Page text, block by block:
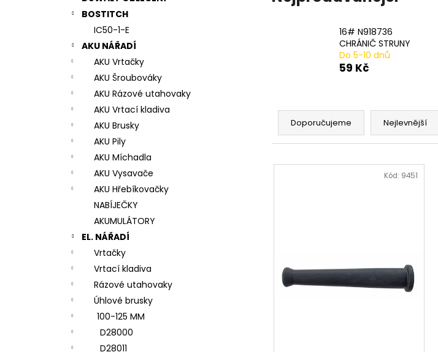
BOSTITCH
IC50-1-E
AKU NÁŘADÍ
AKU Vrtačky
AKU Šroubováky
AKU Rázové utahovaky
AKU Vrtací kladiva
AKU Brusky
AKU Pily
AKU Míchadla
AKU Vysavače
AKU Hřebíkovačky
NABÍJEČKY
AKUMULÁTORY
EL. NÁŘADÍ
Vrtačky
Vrtací kladiva
Rázové utahovaky
Úhlové brusky
100-125 MM
D28000
D28011
16# N918736
CHRÁNIČ STRUNY
Do 5-10 dnů
59 Kč
Ř
z
Doporučujeme Nejlevnější
V
Kód: 9451
7# N196034 RYCHLOUPÍNACÍ SKLÍČIDLO
944 Kč
20# N233943 STLAČENÍ PRUŽINY 2 PER